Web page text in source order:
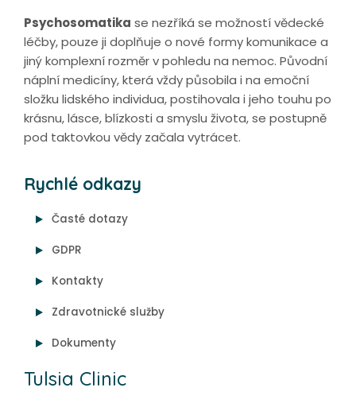
Psychosomatika se nezříká se možností vědecké
léčby, pouze ji doplňuje o nové formy komunikace a
jiný komplexní rozměr v pohledu na nemoc. Původní
náplní medicíny, která vždy působila i na emoční
složku lidského individua, postihovala i jeho touhu po
krásnu, lásce, blízkosti a smyslu života, se postupně
pod taktovkou vědy začala vytrácet.
Rychlé odkazy
Časté dotazy
GDPR
Kontakty
Zdravotnické služby
Dokumenty
Tulsia Clinic